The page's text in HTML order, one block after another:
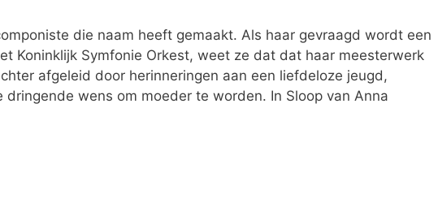
die naam heeft gemaakt. Als haar gevraagd wordt een
Koninklijk Symfonie Orkest, weet ze dat dat haar meesterwerk
afgeleid door herinneringen aan een liefdeloze jeugd,
dringende wens om moeder te worden. In Sloop van Anna